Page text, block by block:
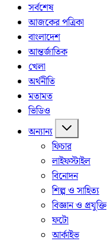
সর্বশেষ
আজকের পত্রিকা
বাংলাদেশ
আন্তর্জাতিক
খেলা
অর্থনীতি
মতামত
ভিডিও
অন্যান্য
ফিচার
লাইফস্টাইল
বিনোদন
শিল্প ও সাহিত্য
বিজ্ঞান ও প্রযুক্তি
ফটো
আর্কাইভ